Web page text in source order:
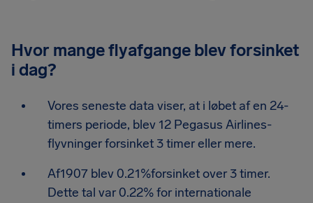
Hvor mange flyafgange blev forsinket
i dag?
Vores seneste data viser, at i løbet af en 24-
timers periode, blev 12 Pegasus Airlines-
flyvninger forsinket 3 timer eller mere.
Af1907 blev 0.21%forsinket over 3 timer.
Dette tal var 0.22% for internationale